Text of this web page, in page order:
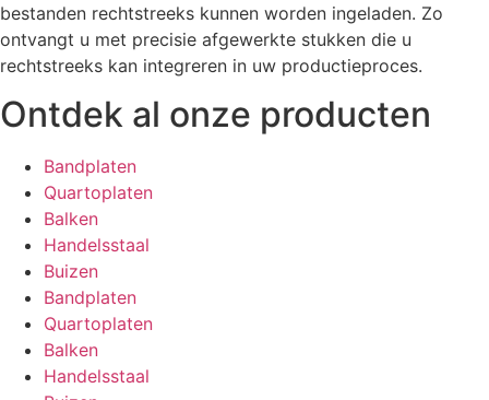
bestanden rechtstreeks kunnen worden ingeladen. Zo
ontvangt u met precisie afgewerkte stukken die u
rechtstreeks kan integreren in uw productieproces.
Ontdek al onze producten
Bandplaten
Quartoplaten
Balken
Handelsstaal
Buizen
Bandplaten
Quartoplaten
Balken
Handelsstaal